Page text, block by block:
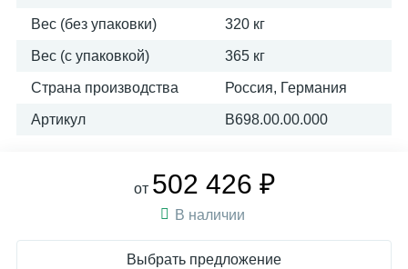
Вес (без упаковки) 320 кг
Вес (с упаковкой) 365 кг
Страна производства Россия, Германия
Артикул В698.00.00.000
от 502 426 ₽
В наличии
Выбрать предложение